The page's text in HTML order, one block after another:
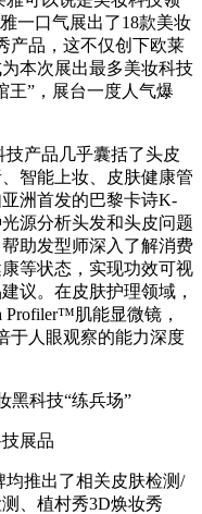
一口气展出了18款美妆
产品，这不仅创下欧莱
本次展出最多美妆科技
王”，展台一度人气爆
产品几乎囊括了头皮
智能上妆、皮肤健康管
洲首发的巴黎卡诗K-
源分析头发和头皮问题
助发型师深入了解消费
等状态，实现功效可视
议。在皮肤护理领域，
肌能显微镜，
于人眼观察的能力深度
展品
推出了相关皮肤检测/
、植村秀3D焕妆秀